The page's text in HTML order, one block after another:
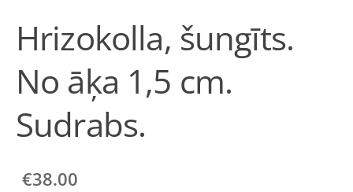
Hrizokolla, šungīts.
No āķa 1,5 cm.
Sudrabs.
€38.00